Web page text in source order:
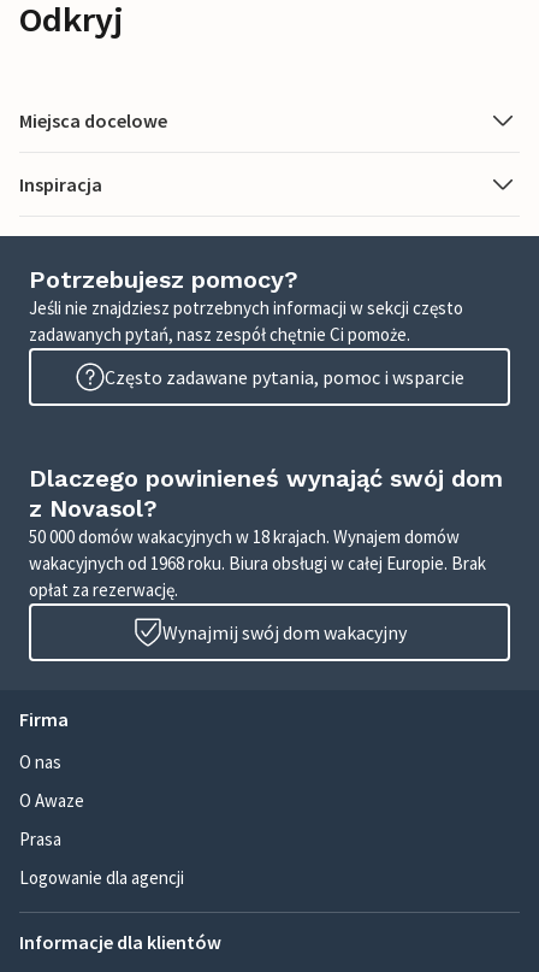
Odkryj
Miejsca docelowe
Inspiracja
Potrzebujesz pomocy?
Jeśli nie znajdziesz potrzebnych informacji w sekcji często
zadawanych pytań, nasz zespół chętnie Ci pomoże.
Często zadawane pytania, pomoc i wsparcie
Dlaczego powinieneś wynająć swój dom
z Novasol?
50 000 domów wakacyjnych w 18 krajach. Wynajem domów
wakacyjnych od 1968 roku. Biura obsługi w całej Europie. Brak
opłat za rezerwację.
Wynajmij swój dom wakacyjny
Firma
O nas
O Awaze
Prasa
Logowanie dla agencji
Informacje dla klientów